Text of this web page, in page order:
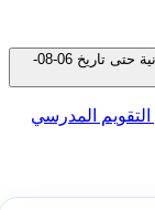
جميع الملفات المتوفرة في قسم الاختبارات الإلكترونية حتى تاريخ 06-08-
التقويم المدرسي